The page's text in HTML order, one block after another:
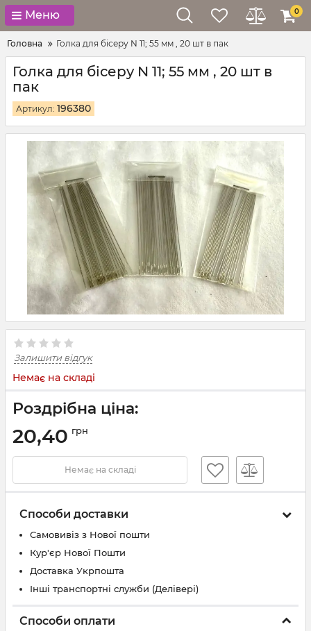
Меню 0
Головна Голка для бісеру N 11; 55 мм , 20 шт в пак
Голка для бісеру N 11; 55 мм , 20 шт в
пак
Артикул: 196380
Залишити відгук
Немає на складі
Роздрібна ціна:
20,40 грн
Немає на складі
Способи доставки
Самовивіз з Нової пошти
Кур'єр Нової Пошти
Доставка Укрпошта
Інші транспортні служби (Делівері)
Способи оплати